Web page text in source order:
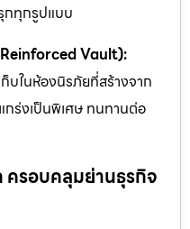
กทุกรูปแบบ
Vault):
ในห้องนิรภัยที่สร้างจาก
กร่งเป็นพิเศษ ทนทานต่อ
ครอบคลุมย่านธุรกิจ